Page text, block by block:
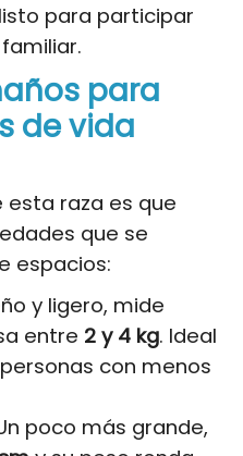
para participar
para
de vida
esta raza es que
que se
espacios:
y ligero, mide
entre 2 y 4 kg. Ideal
con menos
poco más grande,